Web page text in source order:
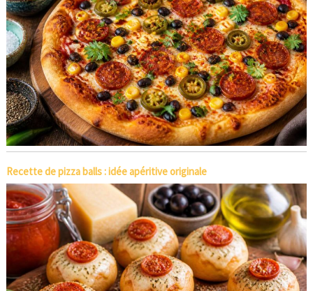
Recette de pizza balls : idée apéritive originale